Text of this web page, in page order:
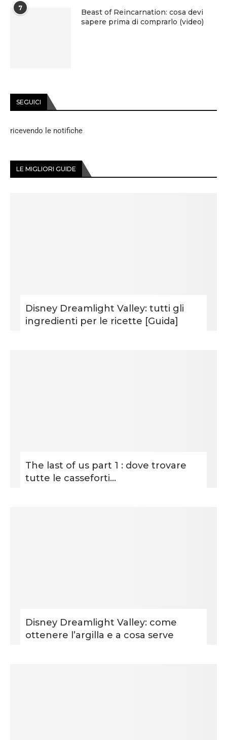
7
Beast of Reincarnation: cosa devi
sapere prima di comprarlo (video)
SEGUICI
ricevendo le notifiche
LE MIGLIORI GUIDE
Disney Dreamlight Valley: tutti gli
ingredienti per le ricette [Guida]
The last of us part 1 : dove trovare
tutte le casseforti...
Disney Dreamlight Valley: come
ottenere l’argilla e a cosa serve